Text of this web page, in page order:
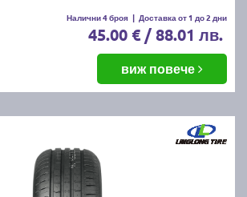
Налични 4 броя | Доставка от 1 до 2 дни
45.00 € / 88.01 лв.
виж повече